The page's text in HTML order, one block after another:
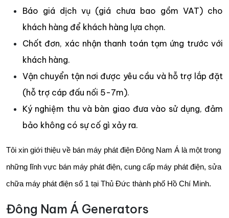
Báo giá dịch vụ (giá chưa bao gồm VAT) cho
khách hàng để khách hàng lựa chọn.
Chốt đơn, xác nhận thanh toán tạm ứng trước với
khách hàng.
Vận chuyển tận nơi được yêu cầu và hỗ trợ lắp đặt
(hỗ trợ cáp đấu nối 5-7m).
Ký nghiệm thu và bàn giao đưa vào sử dụng, đảm
bảo không có sự cố gì xảy ra.
Tôi xin giới thiệu về bán máy phát điện Đông Nam Á là một trong
những lĩnh vực bán máy phát điện, cung cấp máy phát điện, sửa
chữa máy phát điện số 1 tại Thủ Đức thành phố Hồ Chí Minh.
Đông Nam Á Generators